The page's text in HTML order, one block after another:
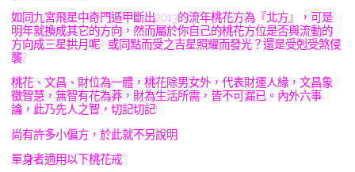
如同九宮飛星中奇門遁甲斷出2013的流年桃花方為『北方』，可是
明年就換成其它的方向，然而屬於你自己的桃花方位是否與流動的
方向成三星拱月呢? 或同點而受之吉星照耀而發光？還是受剋受煞侵
襲?
桃花、文昌、財位為一體，桃花除男女外，代表財運人緣，文昌象
徵智慧，無智有花為莽，財為生活所需，皆不可漏已。內外六事
論，此乃先人之智，切記切記!
尚有許多小偏方，於此就不另說明
單身者適用以下桃花戒: